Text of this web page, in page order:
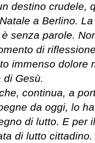
destino crudele,
a Berlino.
senza parole.
di
immenso dolore
di Gesù.
continua, a
da oggi, lo
di lutto. E per
di lutto